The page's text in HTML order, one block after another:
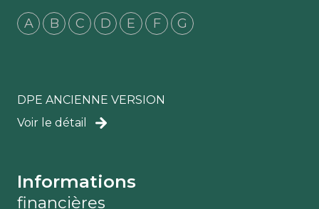
A B C D E F G
DPE ANCIENNE VERSION
Voir le détail
Informations
financières